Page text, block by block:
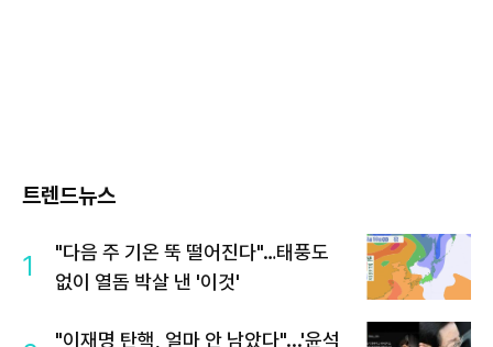
트렌드뉴스
1
"다음 주 기온 뚝 떨어진다"…태풍도
없이 열돔 박살 낸 '이것'
"이재명 탄핵, 얼마 안 남았다"...'윤석